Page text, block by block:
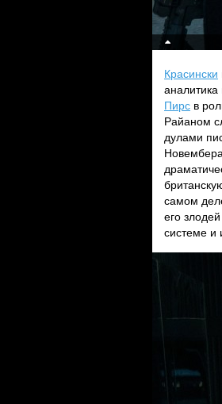
Красински
Пирс в
Райаном
дулами
самом
его
системе и